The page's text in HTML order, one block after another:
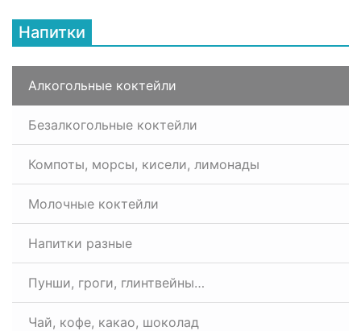
Напитки
Алкогольные коктейли
Безалкогольные коктейли
Компоты, морсы, кисели, лимонады
Молочные коктейли
Напитки разные
Пунши, гроги, глинтвейны…
Чай, кофе, какао, шоколад